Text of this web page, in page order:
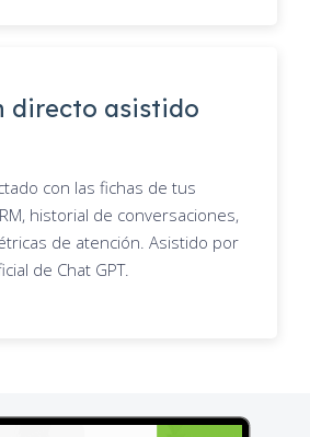
directo asistido
con las fichas de tus
historial de conversaciones,
de atención. Asistido por
de Chat GPT.